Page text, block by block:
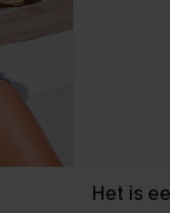
Het is